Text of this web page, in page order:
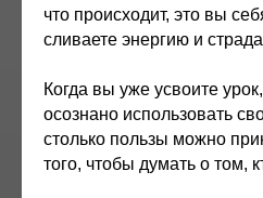
что происходит, это вы
сливаете энергию и
Когда вы уже усвоите
осознано использовать
столько пользы можно
того, чтобы думать о том,